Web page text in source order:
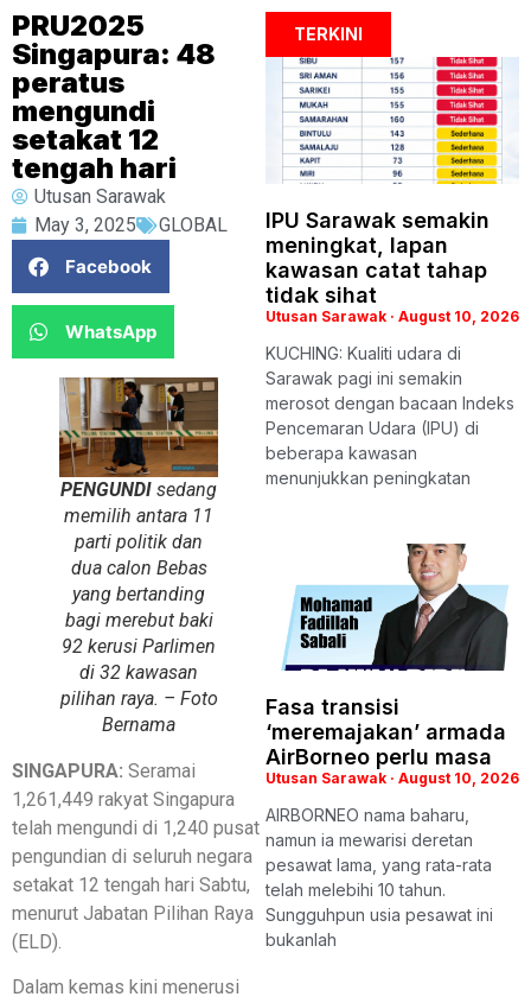
PRU2025
Singapura: 48
peratus
mengundi
setakat 12
tengah hari
Utusan Sarawak
May 3, 2025
GLOBAL
Facebook
WhatsApp
PENGUNDI sedang
memilih antara 11
parti politik dan
dua calon Bebas
yang bertanding
bagi merebut baki
92 kerusi Parlimen
di 32 kawasan
pilihan raya. – Foto
Bernama
SINGAPURA: Seramai
1,261,449 rakyat Singapura
telah mengundi di 1,240 pusat
pengundian di seluruh negara
setakat 12 tengah hari Sabtu,
menurut Jabatan Pilihan Raya
(ELD).
Dalam kemas kini menerusi
TERKINI
IPU Sarawak semakin
meningkat, lapan
kawasan catat tahap
tidak sihat
Utusan Sarawak August 10, 2026
KUCHING: Kualiti udara di
Sarawak pagi ini semakin
merosot dengan bacaan Indeks
Pencemaran Udara (IPU) di
beberapa kawasan
menunjukkan peningkatan
Fasa transisi
‘meremajakan’ armada
AirBorneo perlu masa
Utusan Sarawak August 10, 2026
AIRBORNEO nama baharu,
namun ia mewarisi deretan
pesawat lama, yang rata-rata
telah melebihi 10 tahun.
Sungguhpun usia pesawat ini
bukanlah